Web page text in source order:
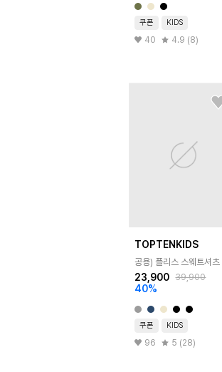
쿠폰 KIDS
40 4.9 (8)
TOPTENKIDS
공용) 플리스 스웨트셔츠
23,900 39,900
40%
쿠폰 KIDS
96 5 (28)